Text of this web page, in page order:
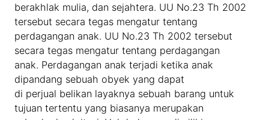
berakhlak mulia, dan sejahtera. UU No.23 Th 2002
tersebut secara tegas mengatur tentang
perdagangan anak. UU No.23 Th 2002 tersebut
secara tegas mengatur tentang perdagangan
anak. Perdagangan anak terjadi ketika anak
dipandang sebuah obyek yang dapat
di perjual belikan layaknya sebuah barang untuk
tujuan tertentu yang biasanya merupakan